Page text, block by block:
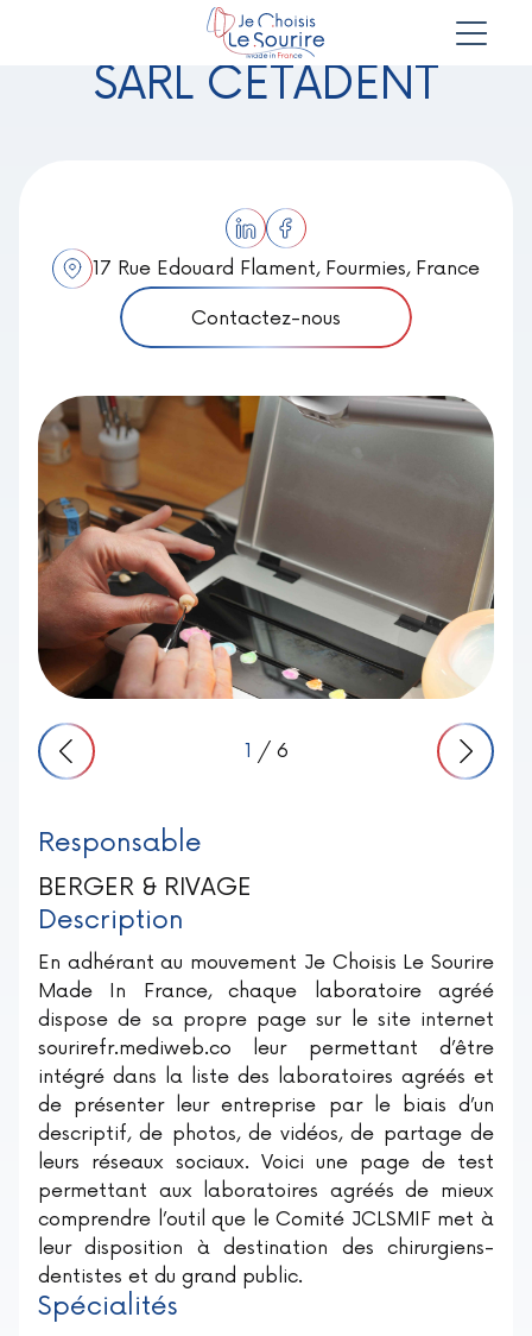
SARL CETADENT
17 Rue Edouard Flament, Fourmies, France
Contactez-nous
1 / 6
Responsable
BERGER & RIVAGE
Description
En adhérant au mouvement Je Choisis Le Sourire
Made In France, chaque laboratoire agréé
dispose de sa propre page sur le site internet
sourirefr.mediweb.co leur permettant d’être
intégré dans la liste des laboratoires agréés et
de présenter leur entreprise par le biais d’un
descriptif, de photos, de vidéos, de partage de
leurs réseaux sociaux. Voici une page de test
permettant aux laboratoires agréés de mieux
comprendre l’outil que le Comité JCLSMIF met à
leur disposition à destination des chirurgiens-
dentistes et du grand public.
Spécialités